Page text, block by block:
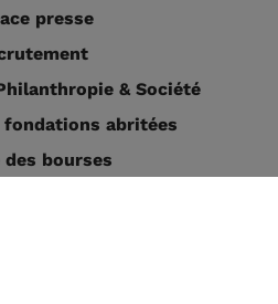
presse
& Société
fondations abritées
des bourses